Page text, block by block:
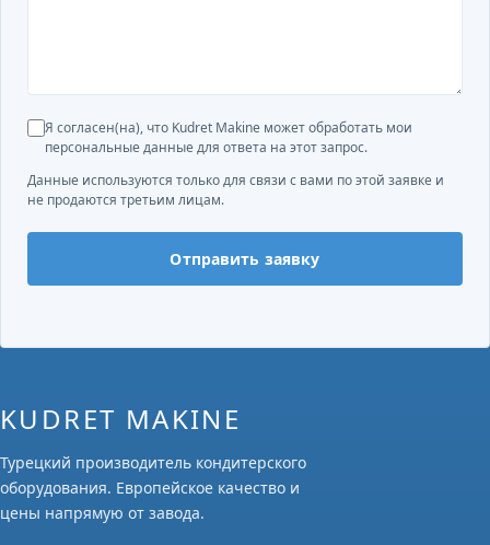
Я согласен(на), что Kudret Makine может обработать мои
персональные данные для ответа на этот запрос.
Данные используются только для связи с вами по этой заявке и
не продаются третьим лицам.
Отправить заявку
KUDRET MAKINE
Турецкий производитель кондитерского
оборудования. Европейское качество и
цены напрямую от завода.